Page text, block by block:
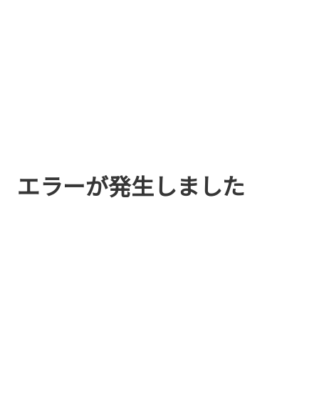
エラーが発生しました